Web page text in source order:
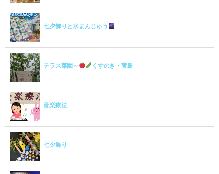
七夕飾りと水まんじゅう
テラス菜園～ くすのき・萱島
音楽療法
七夕飾り